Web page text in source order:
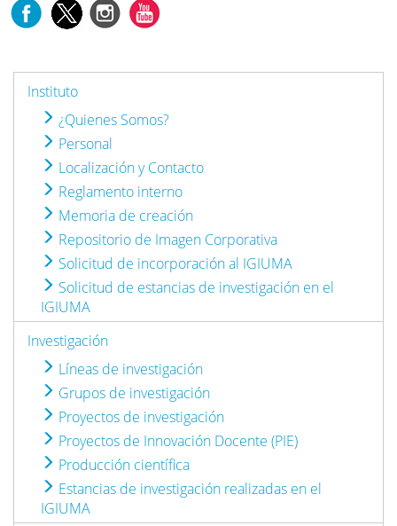
Instituto
¿Quienes Somos?
Personal
Localización y Contacto
Reglamento interno
Memoria de creación
Repositorio de Imagen Corporativa
Solicitud de incorporación al IGIUMA
Solicitud de estancias de investigación en el
IGIUMA
Investigación
Líneas de investigación
Grupos de investigación
Proyectos de investigación
Proyectos de Innovación Docente (PIE)
Producción científica
Estancias de investigación realizadas en el
IGIUMA